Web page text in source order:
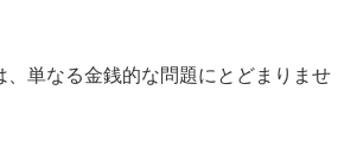
、単なる金銭的な問題にとどまりませ